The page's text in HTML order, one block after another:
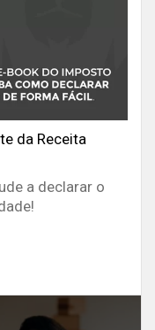
da Receita
a declarar o